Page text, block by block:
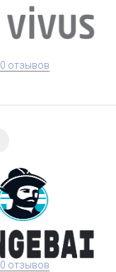
0 отзывов
0 отзывов